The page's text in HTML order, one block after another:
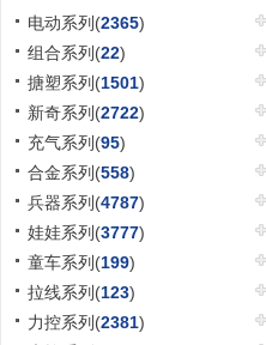
电动系列(2365)
组合系列(22)
搪塑系列(1501)
新奇系列(2722)
充气系列(95)
合金系列(558)
兵器系列(4787)
娃娃系列(3777)
童车系列(199)
拉线系列(123)
力控系列(2381)